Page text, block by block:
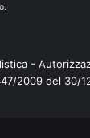
-
2009 del 30/